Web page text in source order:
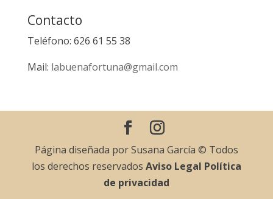
Contacto
Teléfono: 626 61 55 38
Mail: labuenafortuna@gmail.com
Página diseñada por Susana García © Todos
los derechos reservados Aviso Legal Política
de privacidad